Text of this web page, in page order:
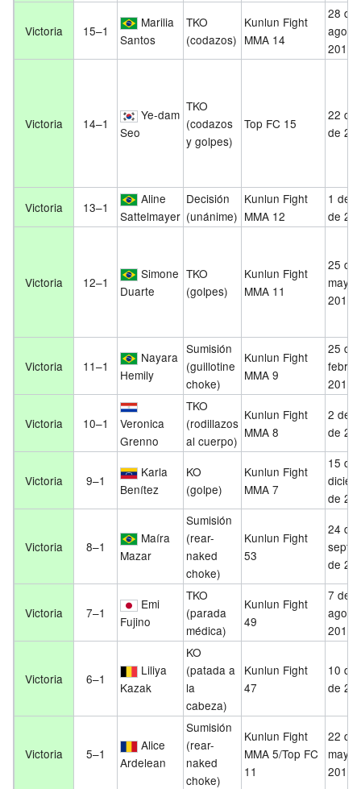
Victoria 15–1
Marilia
Santos
TKO
(codazos)
Kunlun Fight
MMA 14
28 de
2017
Victoria 14–1
Ye-dam
Seo
TKO
(codazos
y golpes)
Top FC 15
22 de
de
Victoria 13–1
Aline
Sattelmayer
Decisión
(unánime)
Kunlun Fight
MMA 12
1 de
de
Victoria 12–1
Simone
Duarte
TKO
(golpes)
Kunlun Fight
MMA 11
25 de
mayo
2017
Victoria 11–1
Nayara
Hemily
Sumisión
(guillotine
choke)
Kunlun Fight
MMA 9
25 de
2017
Victoria 10–1
Veronica
Grenno
TKO
(rodillazos
al cuerpo)
Kunlun Fight
MMA 8
2 de
de
Victoria 9–1
Karla
Benítez
KO
(golpe)
Kunlun Fight
MMA 7
15 de
de
Victoria 8–1
Maíra
Mazar
Sumisión
(rear-
naked
choke)
Kunlun Fight
53
24 de
de
Victoria 7–1
Emi
Fujino
TKO
(parada
médica)
Kunlun Fight
49
7 de
2016
Victoria 6–1
Liliya
Kazak
KO
(patada a
la
cabeza)
Kunlun Fight
47
10 de
de
Victoria 5–1
Alice
Ardelean
Sumisión
(rear-
naked
choke)
Kunlun Fight
MMA 5/Top FC
11
22 de
mayo
2016